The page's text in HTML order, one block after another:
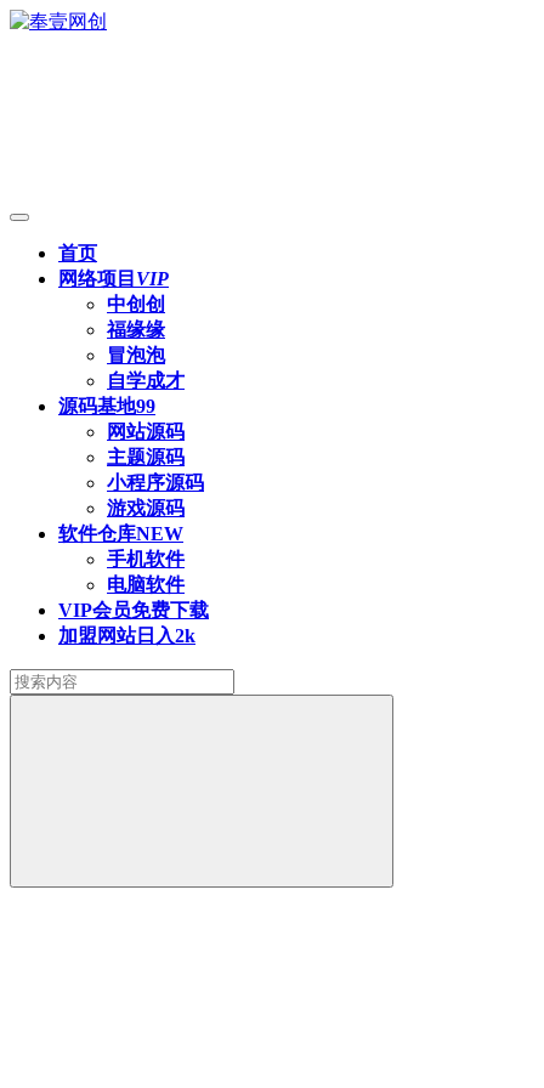
首页
网络项目 VIP
中创创
福缘缘
冒泡泡
自学成才
源码基地99
网站源码
主题源码
小程序源码
游戏源码
软件仓库NEW
手机软件
电脑软件
VIP会员免费下载
加盟网站日入2k